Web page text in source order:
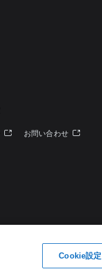
お問い合わせ
Cookie設定